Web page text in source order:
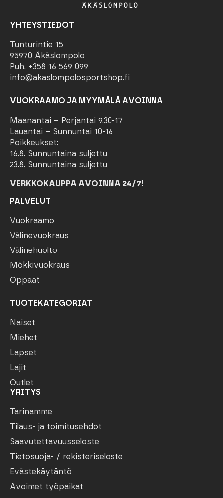
YHTEYSTIEDOT
Tunturintie 15
95970 Äkäslompolo
Puh. +358 16 569 099
info@akaslompolosportshop.fi
VUOKRAAMO JA MYYMÄLÄ AVOINNA
Maanantai – Perjantai 9.30-17
Lauantai – Sunnuntai 10-16
Poikkeukset:
16.8. Sunnuntaina suljettu
23.8. Sunnuntaina suljettu
VERKKOKAUPPA AVOINNA 24/7!
PALVELUT
Vuokraamo
Välinevuokraus
Välinehuolto
Mökkivuokraus
Oppaat
TUOTEKATEGORIAT
Naiset
Miehet
Lapset
Lajit
Outlet
YRITYS
Tarinamme
Tilaus- ja toimitusehdot
Saavutettavuusseloste
Tietosuoja- / rekisteriseloste
Evästekäytäntö
Avoimet työpaikat